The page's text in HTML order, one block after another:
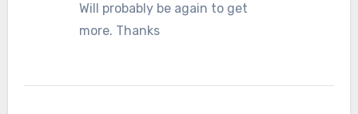
Will probably be again to get
more. Thanks